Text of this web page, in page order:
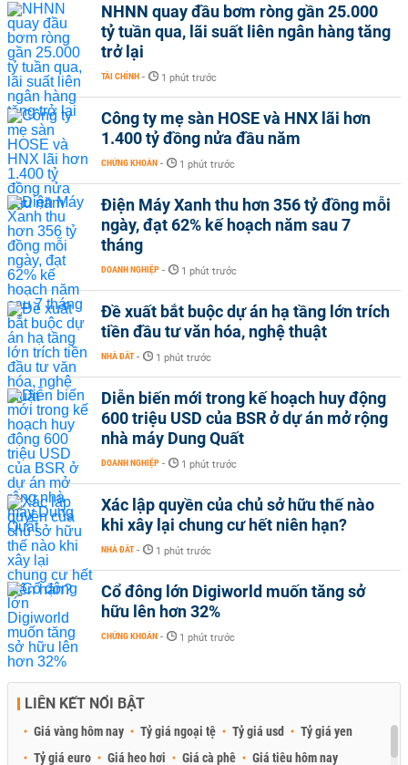
NHNN quay đầu bơm ròng gần 25.000
tỷ tuần qua, lãi suất liên ngân hàng tăng
trở lại
TÀI CHÍNH - 1 phút trước
Công ty mẹ sàn HOSE và HNX lãi hơn
1.400 tỷ đồng nửa đầu năm
CHỨNG KHOÁN - 1 phút trước
Điện Máy Xanh thu hơn 356 tỷ đồng mỗi
ngày, đạt 62% kế hoạch năm sau 7
tháng
DOANH NGHIỆP - 1 phút trước
Đề xuất bắt buộc dự án hạ tầng lớn trích
tiền đầu tư văn hóa, nghệ thuật
NHÀ ĐẤT - 1 phút trước
Diễn biến mới trong kế hoạch huy động
600 triệu USD của BSR ở dự án mở rộng
nhà máy Dung Quất
DOANH NGHIỆP - 1 phút trước
Xác lập quyền của chủ sở hữu thế nào
khi xây lại chung cư hết niên hạn?
NHÀ ĐẤT - 1 phút trước
Cổ đông lớn Digiworld muốn tăng sở
hữu lên hơn 32%
CHỨNG KHOÁN - 1 phút trước
LIÊN KẾT NỔI BẬT
Giá vàng hôm nay Tỷ giá ngoại tệ Tỷ giá usd
Tỷ giá yen
Tỷ giá euro
Giá heo hơi Giá cà phê Giá tiêu hôm nay